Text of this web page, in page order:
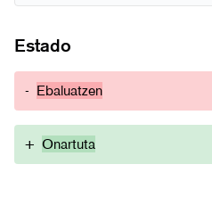
Estado
- Ebaluatzen
+ Onartuta